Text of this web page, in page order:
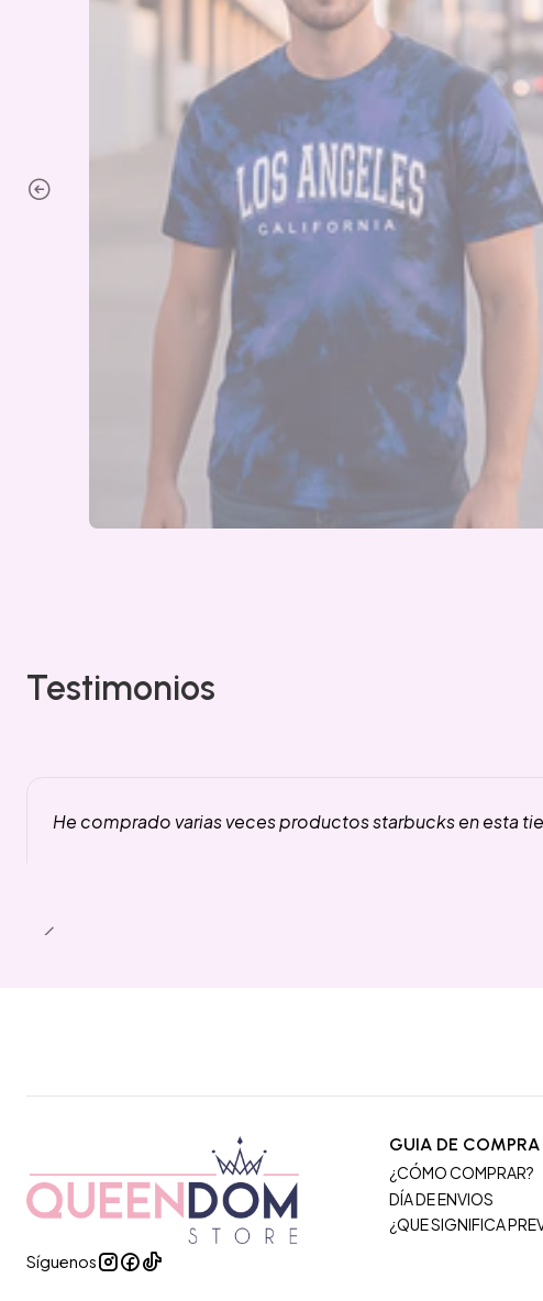
Testimonios
He comprado varias veces productos starbucks en esta
Síguenos
GUIA DE
¿CÓMO COMPRAR?
DÍA DE ENVIOS
¿QUE SIGNIFICA